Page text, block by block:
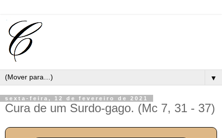
▼
sexta-feira, 12 de fevereiro de 2021
Cura de um Surdo-gago. (Mc 7, 31 - 37)